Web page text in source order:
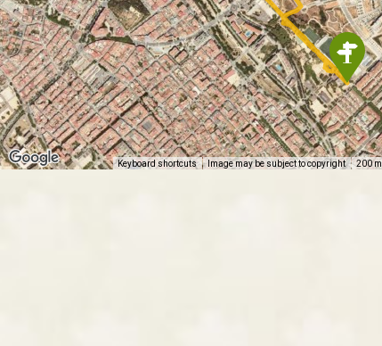
Keyboard shortcuts Image may be subject to copyright 200 m